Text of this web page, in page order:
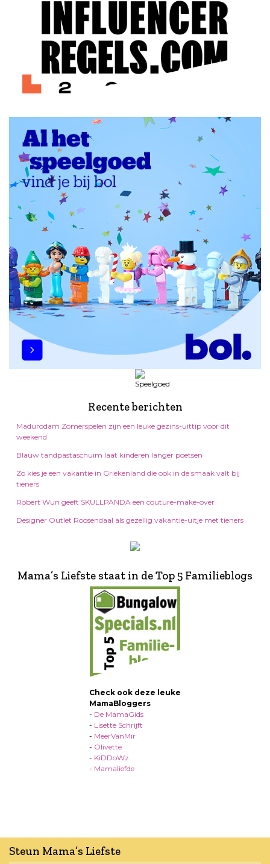
Recente berichten
Madurodam Zomerspelen zijn een leuke gezins-uittip voor dit
weekend
Blauw tandpastaschuim laat kinderen langer poetsen
Zo kies je een vakantie in Griekenland die ook in de smaak valt bij
tieners
Robert Wun geeft SKULLPANDA een couture-make-over
Designer Outlet Roosendaal als gezellig vakantie-uitje met tieners
Mama’s Liefste staat in de Top 5 Familieblogs
Check ook deze leuke
MamaBloggers
- De MamaGids
- Lisette Schrijft
- MeerVanMir
- Olivette
- KiDDoWz
- Mamaliefde
Steun Mama’s Liefste